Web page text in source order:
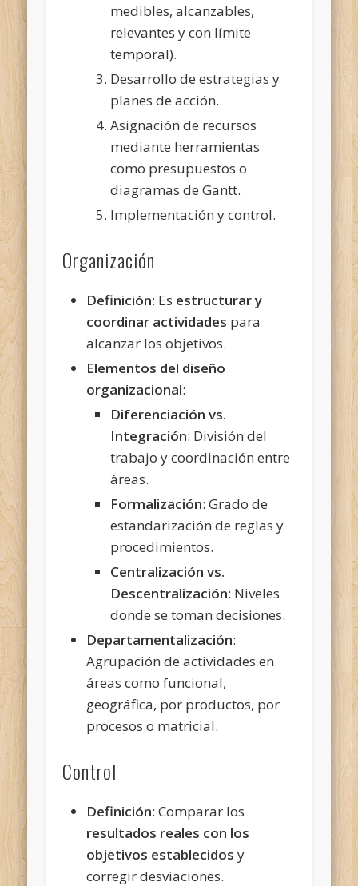
medibles, alcanzables,
relevantes y con límite
temporal).
Desarrollo de estrategias y
planes de acción.
Asignación de recursos
mediante herramientas
como presupuestos o
diagramas de Gantt.
Implementación y control.
Organización
Definición: Es estructurar y
coordinar actividades para
alcanzar los objetivos.
Elementos del diseño
organizacional:
Diferenciación vs.
Integración: División del
trabajo y coordinación entre
áreas.
Formalización: Grado de
estandarización de reglas y
procedimientos.
Centralización vs.
Descentralización: Niveles
donde se toman decisiones.
Departamentalización:
Agrupación de actividades en
áreas como funcional,
geográfica, por productos, por
procesos o matricial.
Control
Definición: Comparar los
resultados reales con los
objetivos establecidos y
corregir desviaciones.